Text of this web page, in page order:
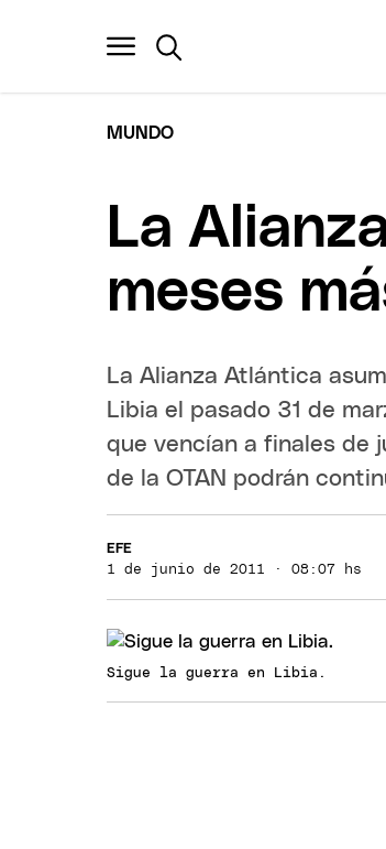
MUNDO
La
meses
La Alianza Atlántica
Libia el pasado 31 de
que vencían a finales de
de la OTAN podrán
EFE
1 de junio de 2011 · 08:07 hs
Sigue la guerra en Libia.